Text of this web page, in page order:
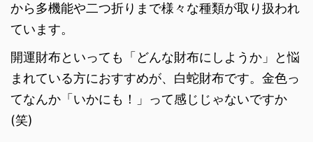
から多機能や二つ折りまで様々な種類が取り扱われ
ています。
開運財布といっても「どんな財布にしようか」と悩
まれている方におすすめが、白蛇財布です。金色っ
てなんか「いかにも！」って感じじゃないですか
(笑)